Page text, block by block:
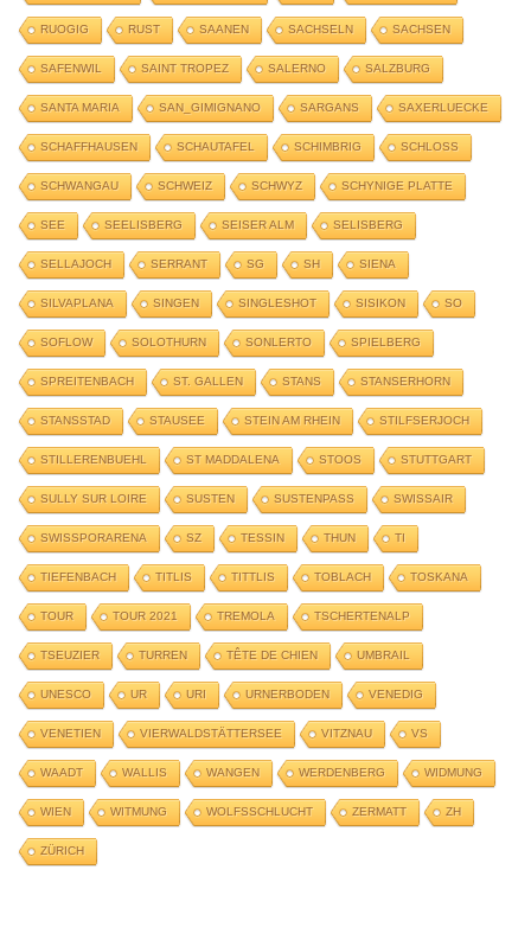
RUOGIG RUST SAANEN SACHSELN SACHSEN
SAFENWIL SAINT TROPEZ SALERNO SALZBURG
SANTA MARIA SAN_GIMIGNANO SARGANS SAXERLUECKE
SCHAFFHAUSEN SCHAUTAFEL SCHIMBRIG SCHLOSS
SCHWANGAU SCHWEIZ SCHWYZ SCHYNIGE PLATTE
SEE SEELISBERG SEISER ALM SELISBERG
SELLAJOCH SERRANT SG SH SIENA
SILVAPLANA SINGEN SINGLESHOT SISIKON SO
SOFLOW SOLOTHURN SONLERTO SPIELBERG
SPREITENBACH ST. GALLEN STANS STANSERHORN
STANSSTAD STAUSEE STEIN AM RHEIN STILFSERJOCH
STILLERENBUEHL ST MADDALENA STOOS STUTTGART
SULLY SUR LOIRE SUSTEN SUSTENPASS SWISSAIR
SWISSPORARENA SZ TESSIN THUN TI
TIEFENBACH TITLIS TITTLIS TOBLACH TOSKANA
TOUR TOUR 2021 TREMOLA TSCHERTENALP
TSEUZIER TURREN TÊTE DE CHIEN UMBRAIL
UNESCO UR URI URNERBODEN VENEDIG
VENETIEN VIERWALDSTÄTTERSEE VITZNAU VS
WAADT WALLIS WANGEN WERDENBERG WIDMUNG
WIEN WITMUNG WOLFSSCHLUCHT ZERMATT ZH
ZÜRICH